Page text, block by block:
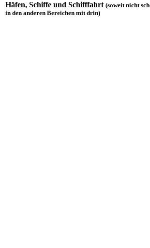
Häfen, Schiffe und Schifffahrt (soweit nicht
in den anderen Bereichen mit drin)